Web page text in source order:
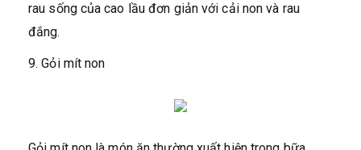
rau sống của cao lầu đơn giản với cải non và rau
đắng.
9. Gỏi mít non